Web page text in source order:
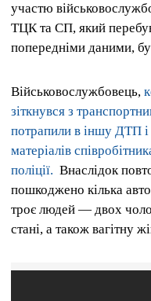
участю
ТЦК та СП, який
попередніми даними,
Військовослужбовець,
зіткнувся з
потрапили в іншу ДТП
матеріалів
поліції. Внаслідок
пошкоджено кілька
троє людей — двох
стані, а також вагітну